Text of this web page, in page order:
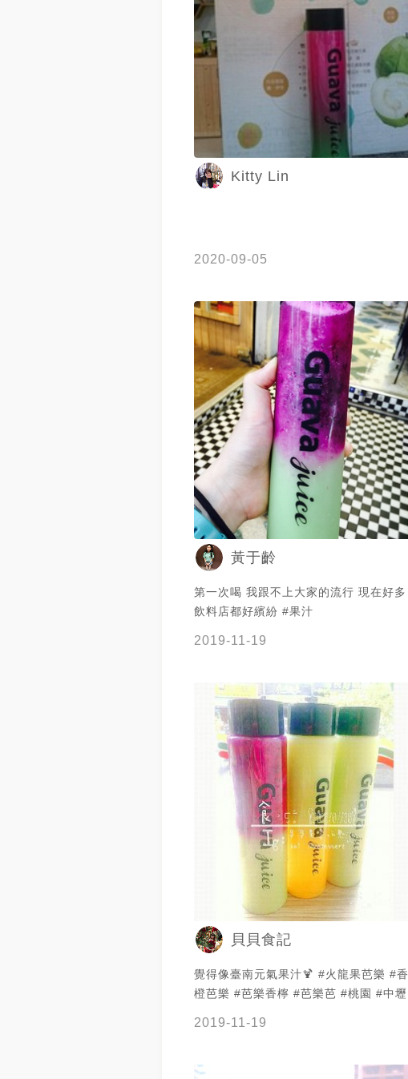
Kitty Lin
2020-09-05
黃于齡
第一次喝 我跟不上大家的流行 現在好多
飲料店都好繽紛 #果汁
2019-11-19
貝貝食記
覺得像臺南元氣果汁🍹 #火龍果芭樂 #香
橙芭樂 #芭樂香檸 #芭樂芭 #桃園 #中壢
2019-11-19